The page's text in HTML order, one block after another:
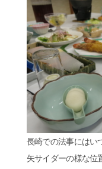
長崎での法事にはい
矢サイダーの様な位